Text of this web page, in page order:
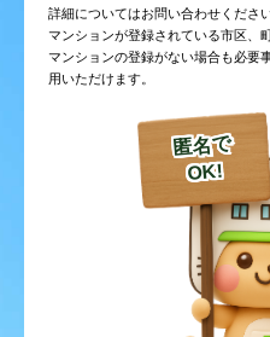
詳細についてはお問い合わせください
マンションが登録されている市区、
マンションの登録がない場合も必要
用いただけます。